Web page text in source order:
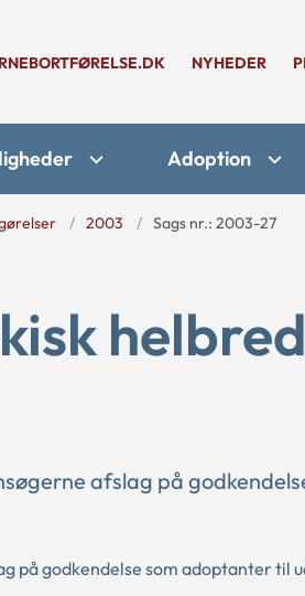
NYHEDER
Adoption
2003 Sags nr.: 2003-27
helbred
afslag på
på godkendelse som adoptanter til